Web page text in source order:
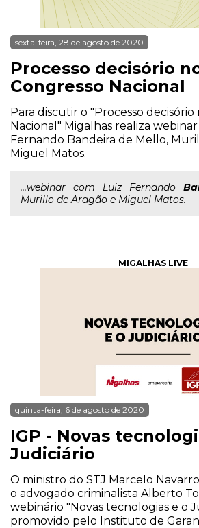
sexta-feira, 28 de agosto de 2020
Processo decisório
Congresso Nacional
Para discutir o "Processo decisório
Nacional" Migalhas realiza
Fernando Bandeira de Mello,
Miguel Matos.
...webinar com Luiz Fernando
Murillo de Aragão e Miguel Matos.
MIGALHAS LIVE
quinta-feira, 6 de agosto de 2020
IGP - Novas
Judiciário
O ministro do STJ Marcelo
o advogado criminalista Alberto
webinário "Novas tecnologias e o
promovido pelo Instituto de